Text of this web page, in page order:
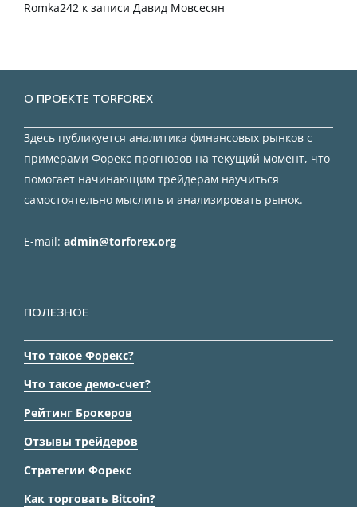
Romka242 к записи Давид Мовсесян
О ПРОЕКТЕ TORFOREX
Здесь публикуется аналитика финансовых рынков с
примерами Форекс прогнозов на текущий момент, что
помогает начинающим трейдерам научиться
самостоятельно мыслить и анализировать рынок.
E-mail: admin@torforex.org
ПОЛЕЗНОЕ
Что такое Форекс?
Что такое демо-счет?
Рейтинг Брокеров
Отзывы трейдеров
Стратегии Форекс
Как торговать Bitcoin?